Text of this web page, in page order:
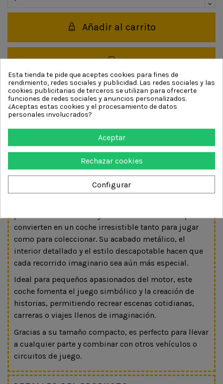
Añadir al carrito
coche vehiculo
Inteligencias
Bloques de
edad
3-5-8
convierten en un coche irresistible tanto para jugar
como para coleccionar. Su acabado metálico, el
interior detallado y el estilo descapotable hacen que
cada recorrido imaginario sea aún más especial.
Ideal para pequeños apasionados del motor, este
coche fomenta el juego simbólico y la creación de
historias, permitiendo recrear escenas cotidianas,
carreras o viajes llenos de imaginación.
Gracias a su tamaño compacto, es perfecto para llevar
a cualquier parte y combinar con otros vehículos o
circuitos de juego.
Esta tienda te pide que aceptes cookies para fines de
rendimiento, redes sociales y publicidad. Las redes sociales y las
cookies publicitarias de terceros se utilizan para ofrecerte
funciones de redes sociales y anuncios personalizados.
¿Aceptas estas cookies y el procesamiento de datos
personales involucrados?
Aceptar
Rechazar cookies
Configurar